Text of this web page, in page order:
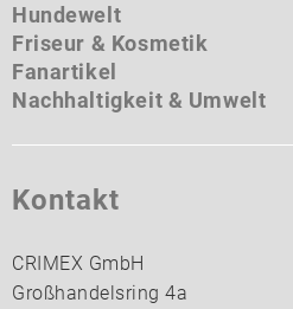
Hundewelt
Friseur & Kosmetik
Fanartikel
Nachhaltigkeit & Umwelt
Kontakt
CRIMEX GmbH
Großhandelsring 4a